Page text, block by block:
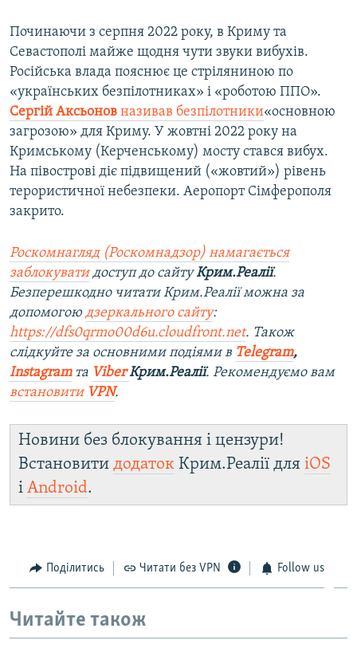
Починаючи з серпня 2022 року, в Криму та
Севастополі майже щодня чути звуки вибухів.
Російська влада пояснює це стріляниною по
«українських безпілотниках» і «роботою ППО».
Сергій Аксьонов називав безпілотники«основною
загрозою» для Криму. У жовтні 2022 року на
Кримському (Керченському) мосту стався вибух.
На півострові діє підвищений («жовтий») рівень
терористичної небезпеки. Аеропорт Сімферополя
закрито.
Роскомнагляд (Роскомнадзор) намагається
заблокуватидоступ до сайтуКрим.Реалії.
Безперешкодно читати Крим.Реалії можна за
допомогою дзеркального сайту:
https://dfs0qrmo00d6u.cloudfront.net. Також
слідкуйте за основними подіями в Telegram,
Instagramта ViberКрим.Реалії. Рекомендуємо вам
встановити VPN.
Новини без блокування і цензури!
Встановити додаток Крим.Реалії для iOS
і Android.
Поділитись Читати без VPN Follow us
Читайте також